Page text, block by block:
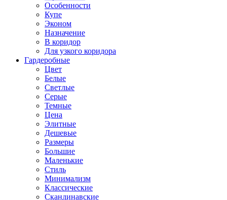
Особенности
Купе
Эконом
Назначение
В коридор
Для узкого коридора
Гардеробные
Цвет
Белые
Светлые
Серые
Темные
Цена
Элитные
Дешевые
Размеры
Большие
Маленькие
Стиль
Минимализм
Классические
Скандинавские